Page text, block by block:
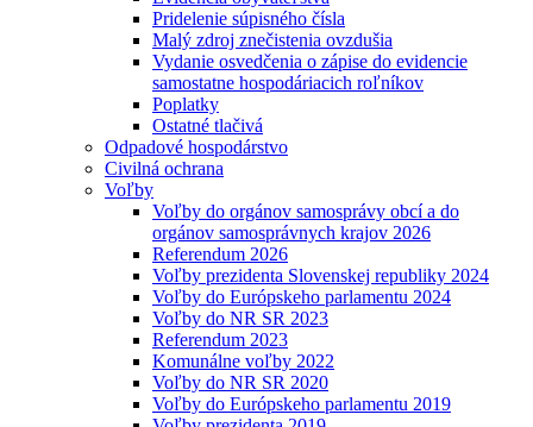
Pridelenie súpisného čísla
Malý zdroj znečistenia ovzdušia
Vydanie osvedčenia o zápise do evidencie
samostatne hospodáriacich roľníkov
Poplatky
Ostatné tlačivá
Odpadové hospodárstvo
Civilná ochrana
Voľby
Voľby do orgánov samosprávy obcí a do
orgánov samosprávnych krajov 2026
Referendum 2026
Voľby prezidenta Slovenskej republiky 2024
Voľby do Európskeho parlamentu 2024
Voľby do NR SR 2023
Referendum 2023
Komunálne voľby 2022
Voľby do NR SR 2020
Voľby do Európskeho parlamentu 2019